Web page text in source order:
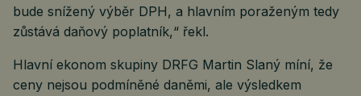
bude snížený výběr DPH, a hlavním poraženým tedy
zůstává daňový poplatník,“ řekl.
Hlavní ekonom skupiny DRFG Martin Slaný míní, že
ceny nejsou podmíněné daněmi, ale výsledkem